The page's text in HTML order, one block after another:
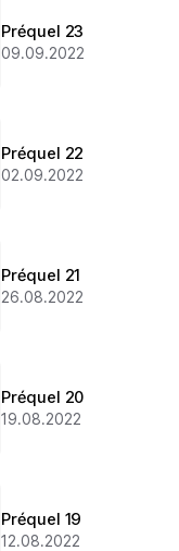
Préquel 23
09.09.2022
Préquel 22
02.09.2022
Préquel 21
26.08.2022
Préquel 20
19.08.2022
Préquel 19
12.08.2022